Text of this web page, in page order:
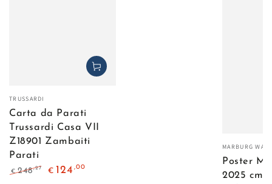
Venditore:
TRUSSARDI
Carta da Parati
Trussardi Casa VII
Z18901 Zambaiti
Parati
€ 248,27 € 124 ,00
Venditore:
MARBURG
Poster
2025 cm